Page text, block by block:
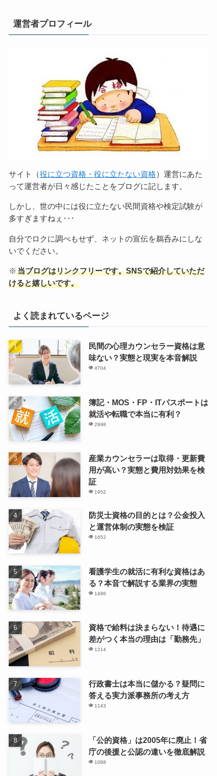
運営者プロフィール
サイト（役に立つ資格・役に立たない資格）運営にあた
って運営者が日々感じたことをブログに記します。
しかし、世の中には役に立たない民間資格や検定試験が
多すぎますねぇ･･･
自分でロクに調べもせず、ネットの宣伝を鵜呑みにしな
いでください。
※ 当ブログはリンクフリーです。SNSで紹介していただ
けると嬉しいです。
よく読まれているページ
民間の心理カウンセラー資格は意
味ない？実態と現実を本音解説
4704
簿記・MOS・FP・ITパスポートは
就活や転職で本当に有利？
2998
産業カウンセラーは取得・更新費
用が高い？実態と費用対効果を検
証
1952
防災士資格の目的とは？公金投入
と運営体制の実態を検証
1652
看護学生の就活に有利な資格はあ
る？本音で解説する業界の実態
1496
資格で給料は決まらない！待遇に
差がつく本当の理由は「勤務先」
1214
行政書士は本当に儲かる？疑問に
答える実力派事務所の考え方
1143
「公的資格」は2005年に廃止！省
庁の後援と公認の違いを徹底解説
1088